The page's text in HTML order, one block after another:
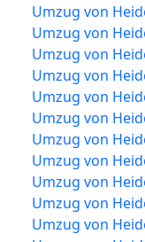
Umzug von
Umzug von
Umzug von
Umzug von
Umzug von
Umzug von
Umzug von
Umzug von
Umzug von
Umzug von
Umzug von